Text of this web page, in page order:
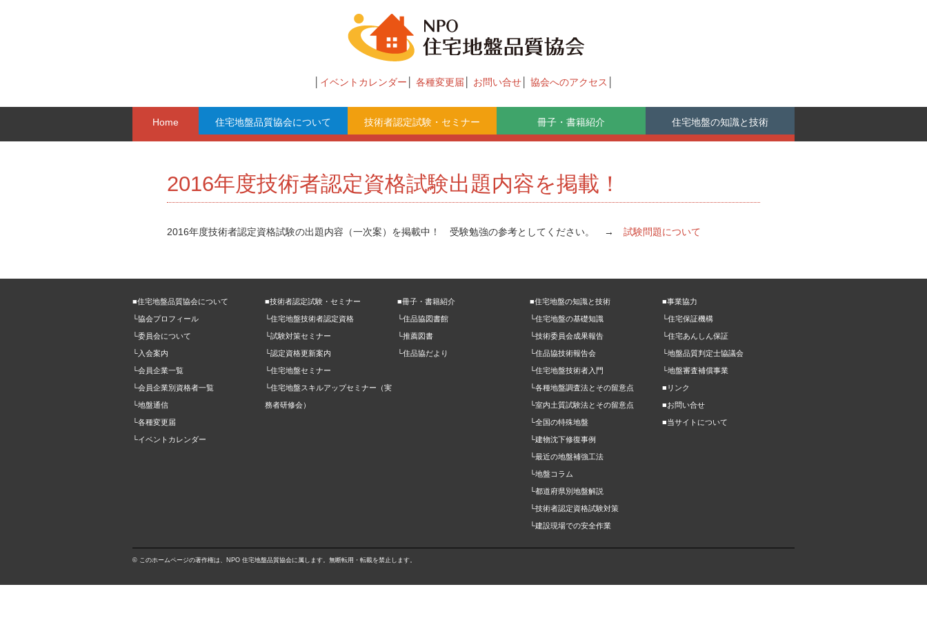
イベントカレンダー 各種変更届 お問い合せ 協会へのアクセス
Home 住宅地盤品質協会について 技術者認定試験・セミナー 冊子・書籍紹介 住宅地盤の知識と技術
2016年度技術者認定資格試験出題内容を掲載！
2016年度技術者認定資格試験の出題内容（一次案）を掲載中！ 受験勉強の参考としてください。 → 試験問題について
■住宅地盤品質協会について
└協会プロフィール
└委員会について
└入会案内
└会員企業一覧
└会員企業別資格者一覧
└地盤通信
└各種変更届
└イベントカレンダー
■技術者認定試験・セミナー
└住宅地盤技術者認定資格
└試験対策セミナー
└認定資格更新案内
└住宅地盤セミナー
└住宅地盤スキルアップセミナー（実
務者研修会）
■冊子・書籍紹介
└住品協図書館
└推薦図書
└住品協だより
■住宅地盤の知識と技術
└住宅地盤の基礎知識
└技術委員会成果報告
└住品協技術報告会
└住宅地盤技術者入門
└各種地盤調査法とその留意点
└室内土質試験法とその留意点
└全国の特殊地盤
└建物沈下修復事例
└最近の地盤補強工法
└地盤コラム
└都道府県別地盤解説
└技術者認定資格試験対策
└建設現場での安全作業
■事業協力
└住宅保証機構
└住宅あんしん保証
└地盤品質判定士協議会
└地盤審査補償事業
■リンク
■お問い合せ
■当サイトについて
© このホームページの著作権は、NPO 住宅地盤品質協会に属します。無断転用・転載を禁止します。